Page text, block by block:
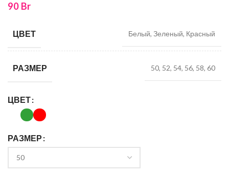
90 Br
ЦВЕТ Белый, Зеленый, Красный
РАЗМЕР 50, 52, 54, 56, 58, 60
ЦВЕТ
РАЗМЕР